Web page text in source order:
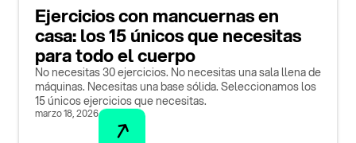
Ejercicios con mancuernas en
casa: los 15 únicos que necesitas
para todo el cuerpo
No necesitas 30 ejercicios. No necesitas una sala llena de
máquinas. Necesitas una base sólida. Seleccionamos los
15 únicos ejercicios que necesitas.
marzo 18, 2026